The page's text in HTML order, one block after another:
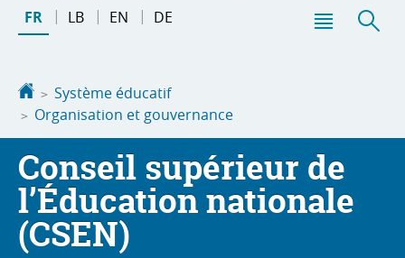
Changer
de
FR LB EN DE
Accueil
Système éducatif
Organisation et gouvernance
Conseil supérieur de
l’Éducation nationale
(CSEN)